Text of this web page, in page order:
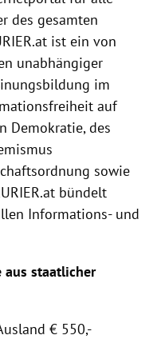
des gesamten
.at ist ein von
unabhängiger
im
auf
Demokratie, des
sowie
.at bündelt
Informations- und
aus staatlicher
€ 550,-